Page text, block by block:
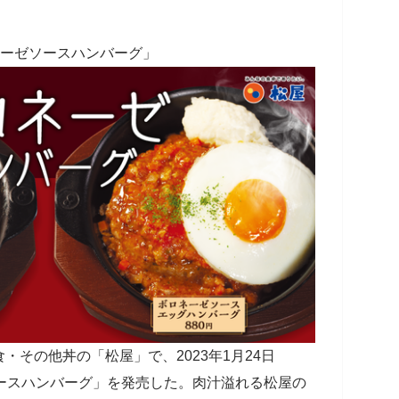
ゼソースハンバーグ」
その他丼の「松屋」で、2023年1月24日
ハンバーグ」を発売した。肉汁溢れる松屋の